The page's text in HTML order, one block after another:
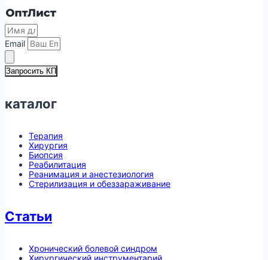
Email
Запросить КП
каталог
Терапия
Хирургия
Биопсия
Реабилитация
Реанимация и анестезиология
Стерилизация и обеззараживание
Статьи
Хронический болевой синдром
Хирургический инструментарий